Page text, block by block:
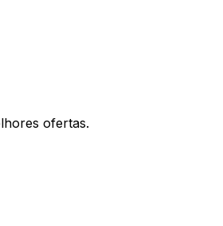
ofertas.